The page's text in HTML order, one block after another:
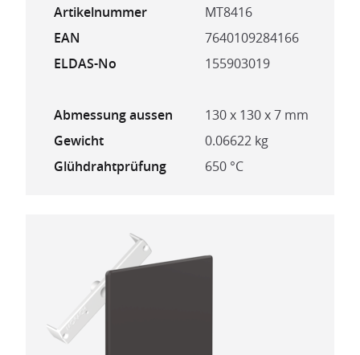
Artikelnummer
MT8416
EAN
7640109284166
ELDAS-No
155903019
Abmessung aussen
130 x 130 x 7 mm
Gewicht
0.06622 kg
Glühdrahtprüfung
650 °C